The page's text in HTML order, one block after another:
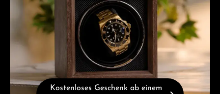
Kostenloses Geschenk ab einem